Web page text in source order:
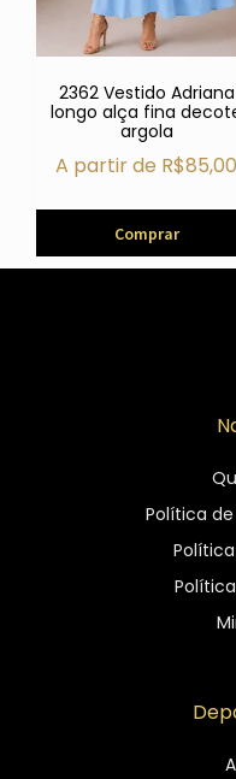
2362 Vestido Adriana
longo alça fina
argola
A partir de R$85,00
Comprar
Política